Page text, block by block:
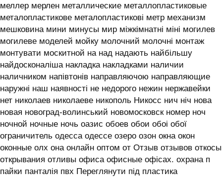
меллер мерлен металлические металлопластиковые
металопластикове металопластикові метр механизм
мешковина мини минусы мир міжкімнатні міні могилев
могилеве моделей мойку молочний молочні монтаж
монтувати москитной на над надають найбільшу
найдосконаліша накладка накладками наличии
наличником напівтонів направляючою направляющие
наружні наш наявності не недорого нежин нержавейки
нет николаев николаеве никополь Никосс нич ніч нова
новая новоград-волинський новомосковск номер ноч
ночной ночные ночь оазис обоев обои обоі обої
ограничитель одесса одессе озеро озон окна окон
оконные олх она онлайн оптом от Отзыв отзывов откосы
открывания отливы офиса офисные офісах. охрана п
пайки панталія пвх Переглянути під пластика